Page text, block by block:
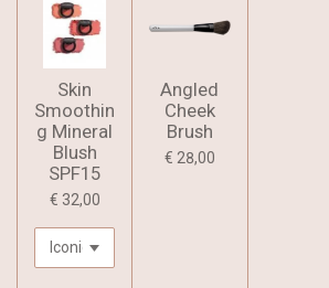
Skin
Smoothin
g Mineral
Blush
SPF15
€ 32,00
Angled
Cheek
Brush
€ 28,00